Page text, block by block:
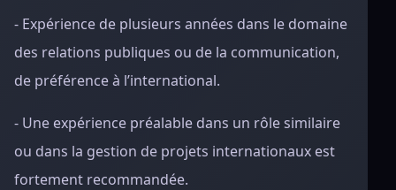
- Expérience de plusieurs années dans le domaine
des relations publiques ou de la communication,
de préférence à l’international.
- Une expérience préalable dans un rôle similaire
ou dans la gestion de projets internationaux est
fortement recommandée.